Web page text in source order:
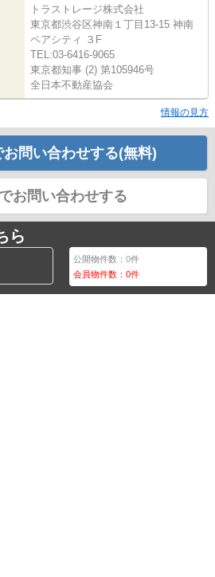
トラストレージ株式会社
東京都渋谷区神南１丁目13-15 神南
ペアシティ ３F
TEL:03-6416-9065
東京都知事 (2) 第105946号
全日本不動産協会
情報の見方
お問い合わせする(無料)
お問い合わせする
ら
公開物件数：0件
会員物件数：0件